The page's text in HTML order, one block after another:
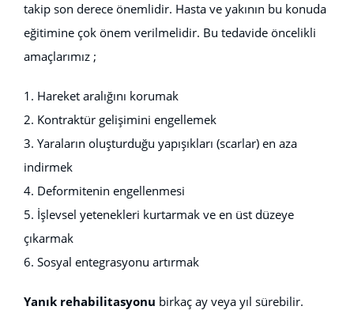
takip son derece önemlidir. Hasta ve yakının bu konuda
eğitimine çok önem verilmelidir. Bu tedavide öncelikli
amaçlarımız ;
1. Hareket aralığını korumak
2. Kontraktür gelişimini engellemek
3. Yaraların oluşturduğu yapışıkları (scarlar) en aza
indirmek
4. Deformitenin engellenmesi
5. İşlevsel yetenekleri kurtarmak ve en üst düzeye
çıkarmak
6. Sosyal entegrasyonu artırmak
Yanık rehabilitasyonu birkaç ay veya yıl sürebilir.